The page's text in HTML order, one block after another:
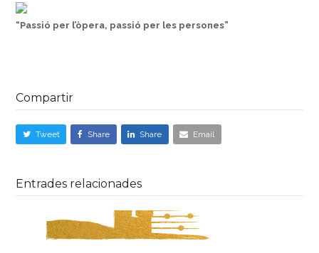
“Passió per l’òpera, passió per les persones”
Compartir
Tweet Share Share Email
Entrades relacionades